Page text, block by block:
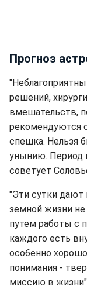
Прогноз
решений,
вмешательств,
рекомендуются
спешка. Нельзя
унынию. Период
советует
"Эти сутки дают
земной жизни не
путем работы с
каждого есть
особенно
понимания -
миссию в